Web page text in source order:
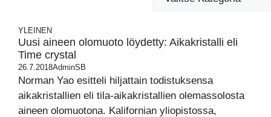
YLEINEN
Uusi aineen olomuoto löydetty: Aikakristalli eli
Time crystal
26.7.2018AdminSB
Norman Yao esitteli hiljattain todistuksensa
aikakristallien eli tila-aikakristallien olemassolosta
aineen olomuotona. Kalifornian yliopistossa,